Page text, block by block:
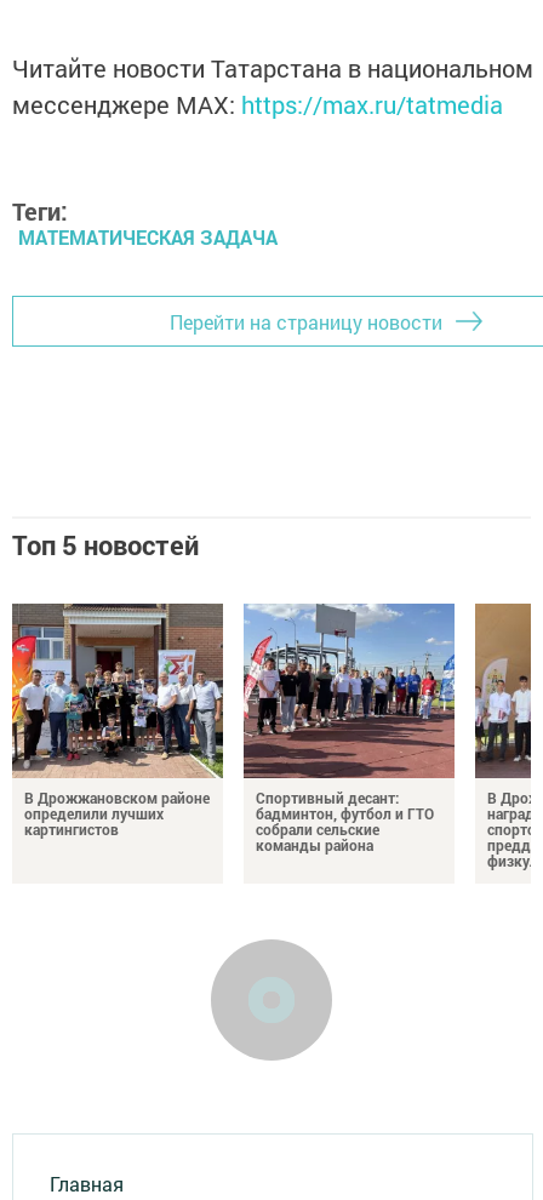
Читайте новости Татарстана в национальном
мессенджере MАХ: https://max.ru/tatmedia
Теги:
МАТЕМАТИЧЕСКАЯ ЗАДАЧА
Перейти на страницу новости
Топ 5 новостей
В Дрожжановском районе
определили лучших
картингистов
Спортивный десант:
бадминтон, футбол и ГТО
собрали сельские
команды района
В
Главная